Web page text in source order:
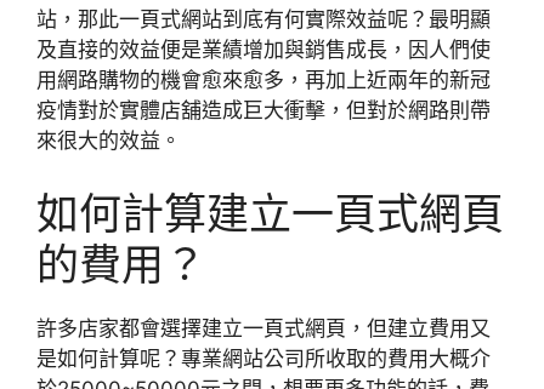
站，那此一頁式網站到底有何實際效益呢？最明顯
及直接的效益便是業績增加與銷售成長，因人們使
用網路購物的機會愈來愈多，再加上近兩年的新冠
疫情對於實體店舖造成巨大衝擊，但對於網路則帶
來很大的效益。
如何計算建立一頁式網頁
的費用？
許多店家都會選擇建立一頁式網頁，但建立費用又
是如何計算呢？專業網站公司所收取的費用大概介